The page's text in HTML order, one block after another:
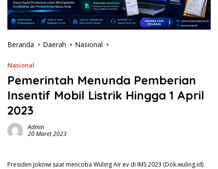
Beranda Daerah Nasional
Nasional
Pemerintah Menunda Pemberian
Insentif Mobil Listrik Hingga 1 April
2023
Admin
20 Maret 2023
Presiden Jokowi saat mencoba Wuling Air ev di IMS 2023 (Dok.wuling.id)